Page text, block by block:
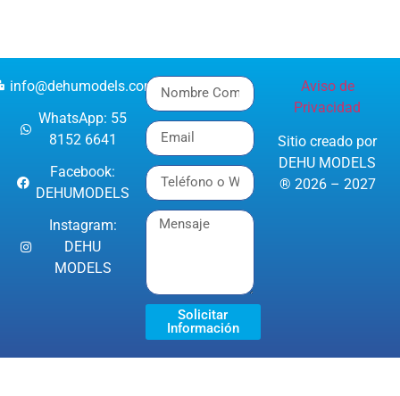
info@dehumodels.com
WhatsApp: 55
8152 6641
Facebook:
DEHUMODELS
Instagram:
DEHU
MODELS
Solicitar
Información
Aviso de
Privacidad
Sitio creado por
DEHU MODELS
® 2026 – 2027